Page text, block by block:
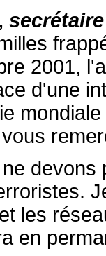
2001,
d'une
les
en